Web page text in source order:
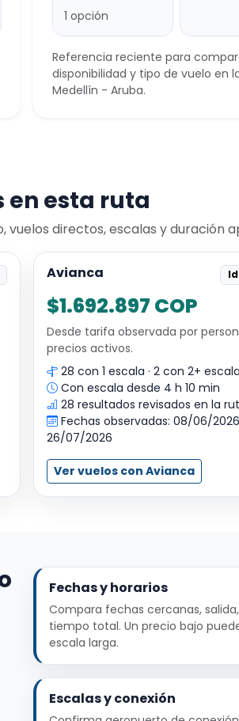
1 opción
Referencia reciente para
disponibilidad y tipo de vuelo en
Medellín - Aruba.
en esta ruta
directos, escalas y duración
Avianca
$1.692.897 COP
Desde tarifa observada por
precios activos.
28 con 1 escala · 2 con 2+
Con escala desde 4 h 10 min
28 resultados revisados en la
Fechas observadas: 08/06/
26/07/2026
Ver vuelos con Avianca
Fechas y horarios
Compara fechas cercanas,
tiempo total. Un precio bajo
escala larga.
Escalas y conexión